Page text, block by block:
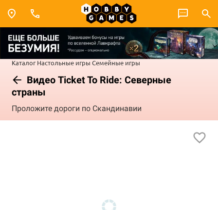
Каталог Настольные игры Семейные игры
Видео Ticket To Ride: Северные
страны
Проложите дороги по Скандинавии